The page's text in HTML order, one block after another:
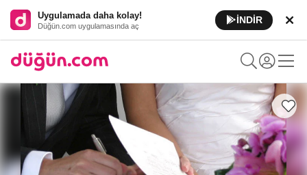
Uygulamada daha kolay!
Düğün.com uygulamasında aç
İNDİR